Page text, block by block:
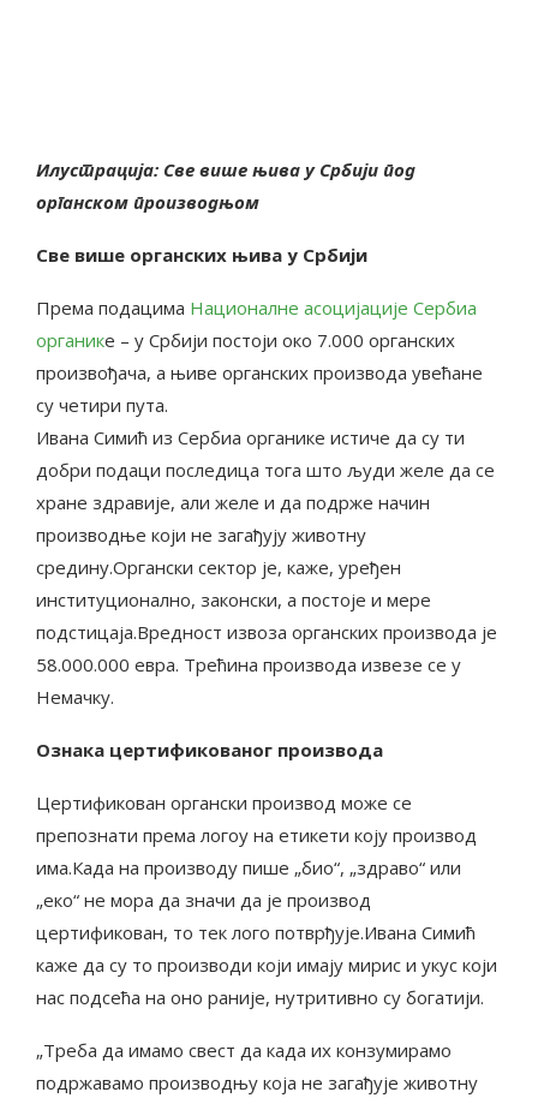
Илустрација: Све више њива у Србији под
органском производњом
Све више органских њива у Србији
Према подацима Националне асоцијације Сербиа
органике – у Србији постоји око 7.000 органских
произвођача, а њиве органских производа увећане
су четири пута.
Ивана Симић из Сербиа органике истиче да су ти
добри подаци последица тога што људи желе да се
хране здравије, али желе и да подрже начин
производње који не загађују животну
средину.Органски сектор је, каже, уређен
институционално, законски, а постоје и мере
подстицаја.Вредност извоза органских производа је
58.000.000 евра. Трећина производа извезе се у
Немачку.
Ознака цертификованог производа
Цертификован органски производ може се
препознати према логоу на етикети коју производ
има.Када на производу пише „био“, „здраво“ или
„еко“ не мора да значи да је производ
цертификован, то тек лого потврђује.Ивана Симић
каже да су то производи који имају мирис и укус који
нас подсећа на оно раније, нутритивно су богатији.
„Треба да имамо свест да када их конзумирамо
подржавамо производњу која не загађује животну